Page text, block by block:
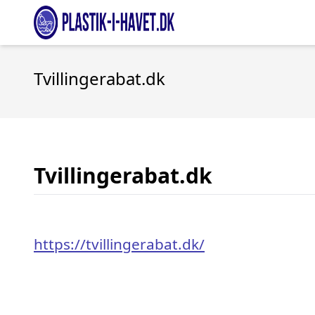
Tvillingerabat.dk
Tvillingerabat.dk
https://tvillingerabat.dk/